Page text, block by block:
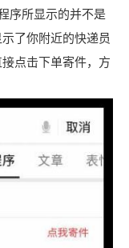
序所显示的并不是
了你附近的快递员
点击下单寄件，方